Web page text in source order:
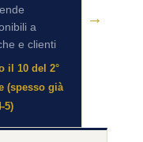
a
e clienti
il 10 del 2°
(spesso già
5)
→